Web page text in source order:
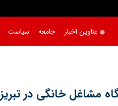
عناوین اخبار جامعه سیاست
مشاغل خانگی در تبریز